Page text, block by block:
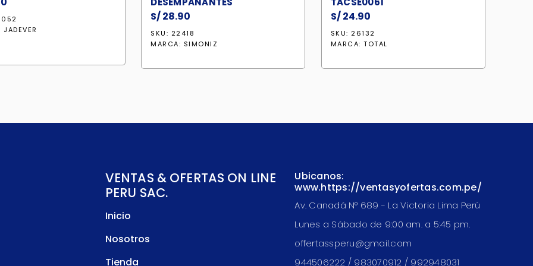
JADEVER
S/28.90
SKU: 22418
MARCA: SIMONIZ
S/24.90
SKU: 26132
MARCA:TOTAL
VENTAS & OFERTAS ON LINE
PERU SAC.
Inicio
Nosotros
Tienda
Ubicanos:
www.https://ventasyofertas.com.pe/
Av. Canadá N° 689 - La Victoria Lima Perú
Lunes a Sábado de 9:00 am. a 5:45 pm.
offertassperu@gmail.com
944506222 / 983070912 / 992948031